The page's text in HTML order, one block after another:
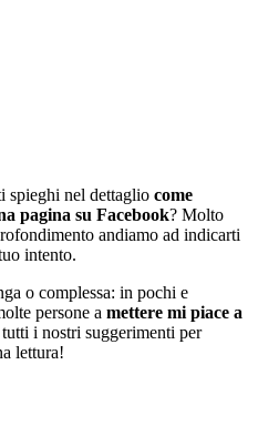
spieghi nel dettaglio come
pagina su Facebook? Molto
andiamo ad indicarti
intento.
o complessa: in pochi e
persone a mettere mi piace a
i nostri suggerimenti per
lettura!